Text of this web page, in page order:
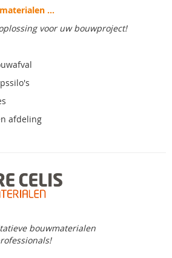
...
voor uw bouwproject!
afdeling
bouwmaterialen